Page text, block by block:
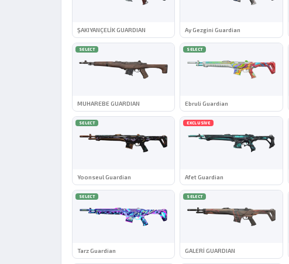
ŞAKIYANÇELİK GUARDIAN Ay Gezgini Guardian
SELECT
MUHAREBE GUARDIAN
SELECT
Ebruli Guardian
SELECT
Yoonseul Guardian
EXCLUSIVE
Afet Guardian
SELECT
Tarz Guardian
SELECT
GALERİ GUARDIAN